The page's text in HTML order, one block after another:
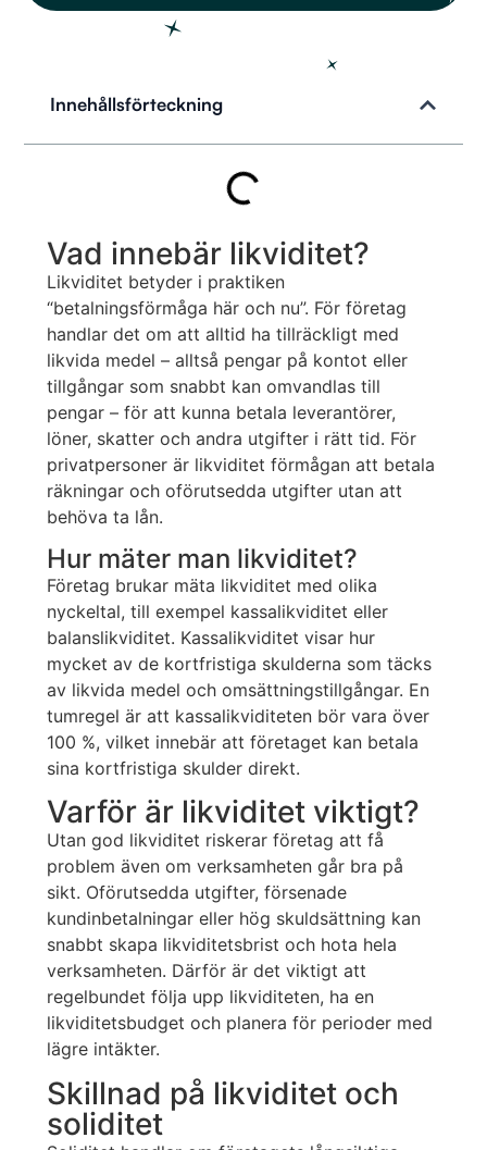
Vad innebär likviditet?
Likviditet betyder i praktiken
“betalningsförmåga här och nu”. För företag
handlar det om att alltid ha tillräckligt med
likvida medel – alltså pengar på kontot eller
tillgångar som snabbt kan omvandlas till
pengar – för att kunna betala leverantörer,
löner, skatter och andra utgifter i rätt tid. För
privatpersoner är likviditet förmågan att betala
räkningar och oförutsedda utgifter utan att
behöva ta lån.
Hur mäter man likviditet?
Företag brukar mäta likviditet med olika
nyckeltal, till exempel kassalikviditet eller
balanslikviditet. Kassalikviditet visar hur
mycket av de kortfristiga skulderna som täcks
av likvida medel och omsättningstillgångar. En
tumregel är att kassalikviditeten bör vara över
100 %, vilket innebär att företaget kan betala
sina kortfristiga skulder direkt.
Varför är likviditet viktigt?
Utan god likviditet riskerar företag att få
problem även om verksamheten går bra på
sikt. Oförutsedda utgifter, försenade
kundinbetalningar eller hög skuldsättning kan
snabbt skapa likviditetsbrist och hota hela
verksamheten. Därför är det viktigt att
regelbundet följa upp likviditeten, ha en
likviditetsbudget och planera för perioder med
lägre intäkter.
Skillnad på likviditet och
soliditet
Innehållsförteckning